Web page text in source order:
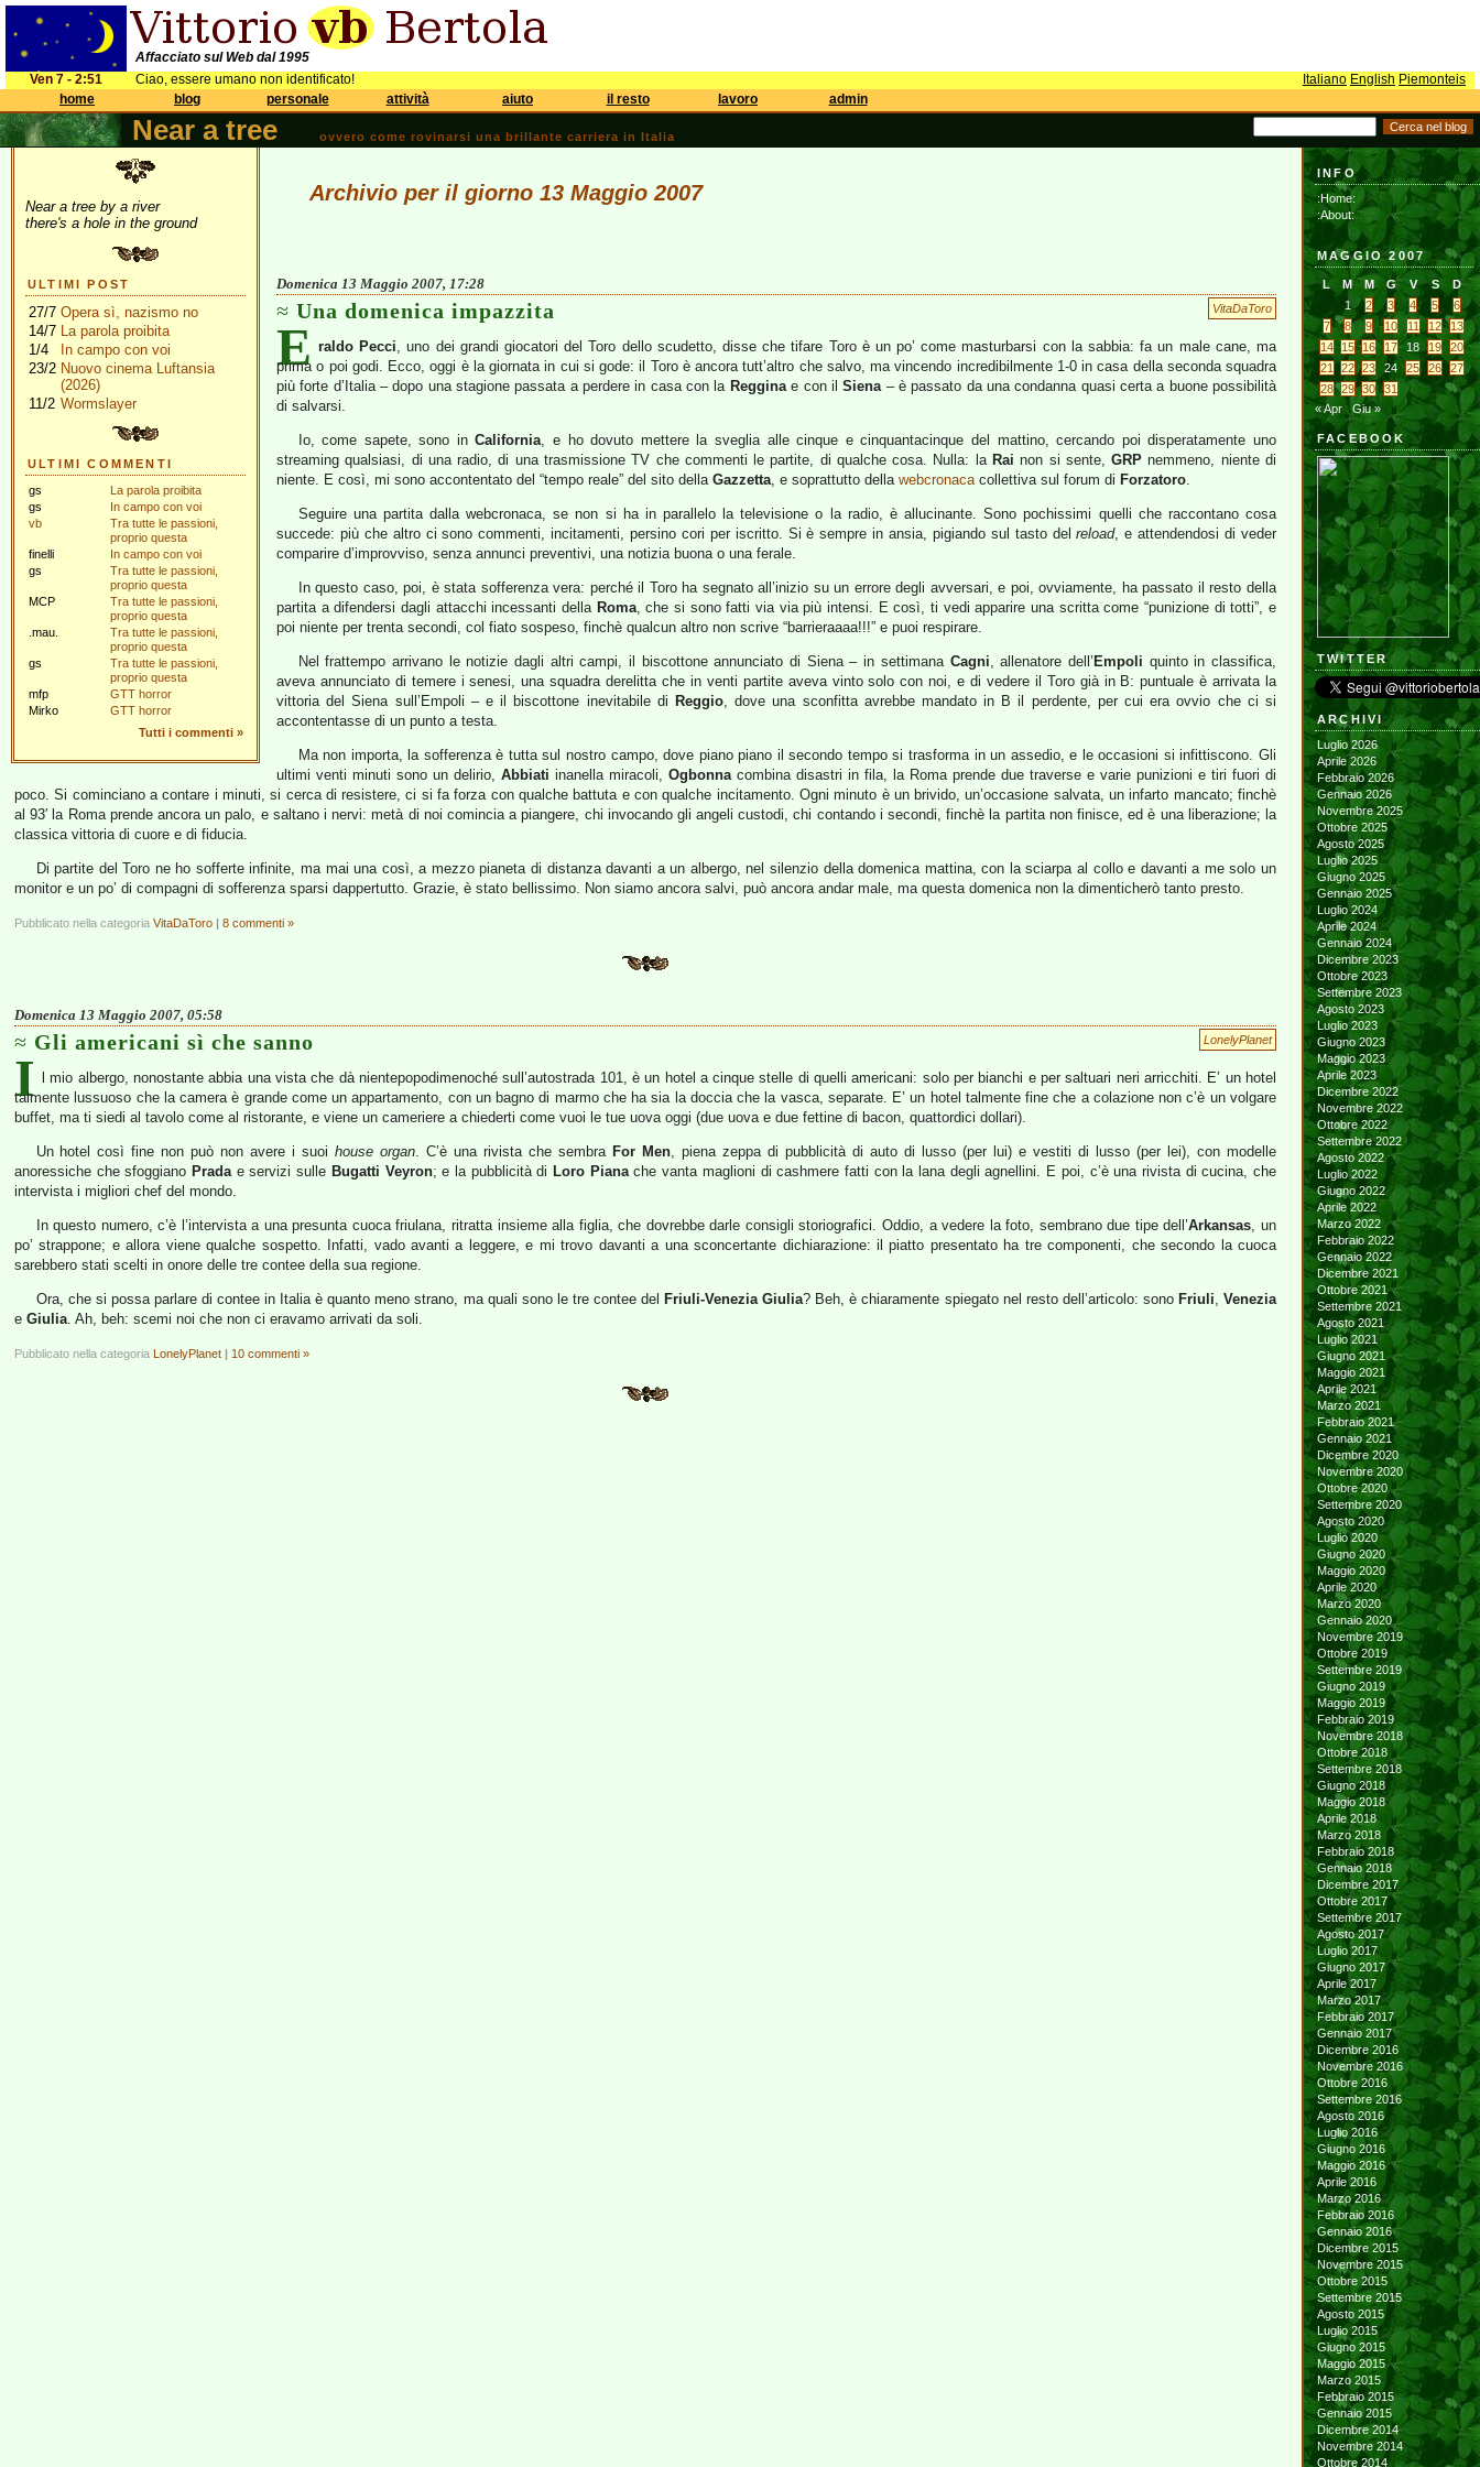
Affacciato sul Web dal 1995
Ven 7 - 2:51
Ciao, essere umano non identificato! Italiano English Piemonteis
home
blog personale attività aiuto il resto lavoro admin
Near a tree ovvero come rovinarsi una brillante carriera in Italia
Near a tree by a river
there's a hole in the ground
ULTIMI POST
27/7 Opera sì, nazismo no
14/7 La parola proibita
1/4
In campo con voi
23/2 Nuovo cinema Luftansia
(2026)
11/2 Wormslayer
ULTIMI COMMENTI
gs
La parola proibita
gs
In campo con voi
vb
Tra tutte le passioni,
proprio questa
finelli
In campo con voi
gs
Tra tutte le passioni,
proprio questa
MCP
Tra tutte le passioni,
proprio questa
.mau.
Tra tutte le passioni,
proprio questa
gs
Tra tutte le passioni,
proprio questa
mfp
GTT horror
Mirko
GTT horror
Tutti i commenti »
Archivio per il giorno 13 Maggio 2007
Domenica 13 Maggio 2007, 17:28
VitaDaToro
Una domenica impazzita
E raldo Pecci, uno dei grandi giocatori del Toro dello scudetto, disse che tifare Toro è un po’ come masturbarsi con la sabbia: fa un male cane, ma
prima o poi godi. Ecco, oggi è la giornata in cui si gode: il Toro è ancora tutt’altro che salvo, ma vincendo incredibilmente 1-0 in casa della seconda squadra
più forte d’Italia – dopo una stagione passata a perdere in casa con la Regginae con ilSiena– è passato da una condanna quasi certa a buone possibilità
di salvarsi.
Io, come sapete, sono inCalifornia, e ho dovuto mettere la sveglia alle cinque e cinquantacinque del mattino, cercando poi disperatamente uno
streaming qualsiasi, di una radio, di una trasmissione TV che commenti le partite, di qualche cosa. Nulla: la Rai non si sente,GRP nemmeno, niente di
niente. E così, mi sono accontentato del “tempo reale” del sito della Gazzetta, e soprattutto della webcronacacollettiva sul forum di Forzatoro.
Seguire una partita dalla webcronaca, se non si ha in parallelo la televisione o la radio, è allucinante. Sono pochissimi quelli che raccontano cosa
succede: più che altro ci sono commenti, incitamenti, persino cori per iscritto. Si è sempre in ansia, pigiando sul tasto delreload, e attendendosi di veder
comparire d’improvviso, senza annunci preventivi, una notizia buona o una ferale.
In questo caso, poi, è stata sofferenza vera: perché il Toro ha segnato all’inizio su un errore degli avversari, e poi, ovviamente, ha passato il resto della
partita a difendersi dagli attacchi incessanti della Roma, che si sono fatti via via più intensi. E così, ti vedi apparire una scritta come “punizione di totti”, e
poi niente per trenta secondi, col fiato sospeso, finchè qualcun altro non scrive “barrieraaaa!!!” e puoi respirare.
Nel frattempo arrivano le notizie dagli altri campi, il biscottone annunciato di Siena – in settimana Cagni, allenatore dell’ Empoli quinto in classifica,
aveva annunciato di temere i senesi, una squadra derelitta che in venti partite aveva vinto solo con noi, e di vedere il Toro già in B: puntuale è arrivata la
vittoria del Siena sull’Empoli – e il biscottone inevitabile di Reggio, dove una sconfitta avrebbe mandato in B il perdente, per cui era ovvio che ci si
accontentasse di un punto a testa.
Ma non importa, la sofferenza è tutta sul nostro campo, dove piano piano il secondo tempo si trasforma in un assedio, e le occasioni si infittiscono. Gli
ultimi venti minuti sono un delirio, Abbiati inanella miracoli, Ogbonnacombina disastri in fila, la Roma prende due traverse e varie punizioni e tiri fuori di
poco. Si cominciano a contare i minuti, si cerca di resistere, ci si fa forza con qualche battuta e con qualche incitamento. Ogni minuto è un brivido, un’occasione salvata, un infarto mancato; finchè
al 93′ la Roma prende ancora un palo, e saltano i nervi: metà di noi comincia a piangere, chi invocando gli angeli custodi, chi contando i secondi, finchè la partita non finisce, ed è una liberazione; la
classica vittoria di cuore e di fiducia.
Di partite del Toro ne ho sofferte infinite, ma mai una così, a mezzo pianeta di distanza davanti a un albergo, nel silenzio della domenica mattina, con la sciarpa al collo e davanti a me solo un
monitor e un po’ di compagni di sofferenza sparsi dappertutto. Grazie, è stato bellissimo. Non siamo ancora salvi, può ancora andar male, ma questa domenica non la dimenticherò tanto presto.
Pubblicato nella categoria VitaDaToro | 8 commenti »
Domenica 13 Maggio 2007, 05:58
LonelyPlanet
Gli americani sì che sanno
I
l mio albergo, nonostante abbia una vista che dà nientepopodimenoché sull’autostrada 101, è un hotel a cinque stelle di quelli americani: solo per bianchi e per saltuari neri arricchiti. E’ un hotel
talmente lussuoso che la camera è grande come un appartamento, con un bagno di marmo che ha sia la doccia che la vasca, separate. E’ un hotel talmente fine che a colazione non c’è un volgare
buffet, ma ti siedi al tavolo come al ristorante, e viene un cameriere a chiederti come vuoi le tue uova oggi (due uova e due fettine di bacon, quattordici dollari).
Un hotel così fine non può non avere i suoihouse organ. C’è una rivista che sembra For Men, piena zeppa di pubblicità di auto di lusso (per lui) e vestiti di lusso (per lei), con modelle
anoressiche che sfoggiano Pradae servizi sulle Bugatti Veyron; e la pubblicità di Loro Pianache vanta maglioni di cashmere fatti con la lana degli agnellini. E poi, c’è una rivista di cucina, che
intervista i migliori chef del mondo.
In questo numero, c’è l’intervista a una presunta cuoca friulana, ritratta insieme alla figlia, che dovrebbe darle consigli storiografici. Oddio, a vedere la foto, sembrano due tipe dell’Arkansas, un
po’ strappone; e allora viene qualche sospetto. Infatti, vado avanti a leggere, e mi trovo davanti a una sconcertante dichiarazione: il piatto presentato ha tre componenti, che secondo la cuoca
sarebbero stati scelti in onore delle tre contee della sua regione.
Ora, che si possa parlare di contee in Italia è quanto meno strano, ma quali sono le tre contee del Friuli-Venezia Giulia? Beh, è chiaramente spiegato nel resto dell’articolo: sono Friuli,Venezia
e Giulia. Ah, beh: scemi noi che non ci eravamo arrivati da soli.
Pubblicato nella categoria LonelyPlanet | 10 commenti »
INFO
:Home:
:About:
MAGGIO 2007
L M M G V S
D
1
2 3 4 5
6
7
8 9 10 11 12
13
14
15 16 17 18 19
20
21
22 23 24 25 26
27
28
29 30
31
« Apr
Giu »
FACEBOOK
TWITTER
ARCHIVI
Luglio 2026
Aprile 2026
Febbraio 2026
Gennaio 2026
Novembre 2025
Ottobre 2025
Agosto 2025
Luglio 2025
Giugno 2025
Gennaio 2025
Luglio 2024
Aprile 2024
Gennaio 2024
Dicembre 2023
Ottobre 2023
Settembre 2023
Agosto 2023
Luglio 2023
Giugno 2023
Maggio 2023
Aprile 2023
Dicembre 2022
Novembre 2022
Ottobre 2022
Settembre 2022
Agosto 2022
Luglio 2022
Giugno 2022
Aprile 2022
Marzo 2022
Febbraio 2022
Gennaio 2022
Dicembre 2021
Ottobre 2021
Settembre 2021
Agosto 2021
Luglio 2021
Giugno 2021
Maggio 2021
Aprile 2021
Marzo 2021
Febbraio 2021
Gennaio 2021
Dicembre 2020
Novembre 2020
Ottobre 2020
Settembre 2020
Agosto 2020
Luglio 2020
Giugno 2020
Maggio 2020
Aprile 2020
Marzo 2020
Gennaio 2020
Novembre 2019
Ottobre 2019
Settembre 2019
Giugno 2019
Maggio 2019
Febbraio 2019
Novembre 2018
Ottobre 2018
Settembre 2018
Giugno 2018
Maggio 2018
Aprile 2018
Marzo 2018
Febbraio 2018
Gennaio 2018
Dicembre 2017
Ottobre 2017
Settembre 2017
Agosto 2017
Luglio 2017
Giugno 2017
Aprile 2017
Marzo 2017
Febbraio 2017
Gennaio 2017
Dicembre 2016
Novembre 2016
Ottobre 2016
Settembre 2016
Agosto 2016
Luglio 2016
Giugno 2016
Maggio 2016
Aprile 2016
Marzo 2016
Febbraio 2016
Gennaio 2016
Dicembre 2015
Novembre 2015
Ottobre 2015
Settembre 2015
Agosto 2015
Luglio 2015
Giugno 2015
Maggio 2015
Marzo 2015
Febbraio 2015
Gennaio 2015
Dicembre 2014
Novembre 2014
Ottobre 2014